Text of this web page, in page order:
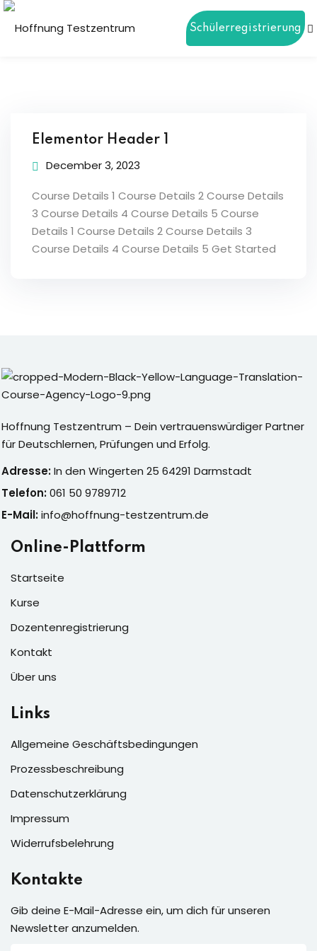
Schülerregistrierung
Elementor Header 1
December 3, 2023
Course Details 1 Course Details 2 Course Details
3 Course Details 4 Course Details 5 Course
Details 1 Course Details 2 Course Details 3
Course Details 4 Course Details 5 Get Started
Hoffnung Testzentrum – Dein vertrauenswürdiger Partner
für Deutschlernen, Prüfungen und Erfolg.
Adresse:In den Wingerten 25 64291 Darmstadt
Telefon:061 50 9789712
E-Mail:info@hoffnung-testzentrum.de
Online-Plattform
Startseite
Kurse
Dozentenregistrierung
Kontakt
Über uns
Links
Allgemeine Geschäftsbedingungen
Prozessbeschreibung
Datenschutzerklärung
Impressum
Widerrufsbelehrung
Kontakte
Gib deine E-Mail-Adresse ein, um dich für unseren
Newsletter anzumelden.
Sign in Sign up
Remember me Lost your password?